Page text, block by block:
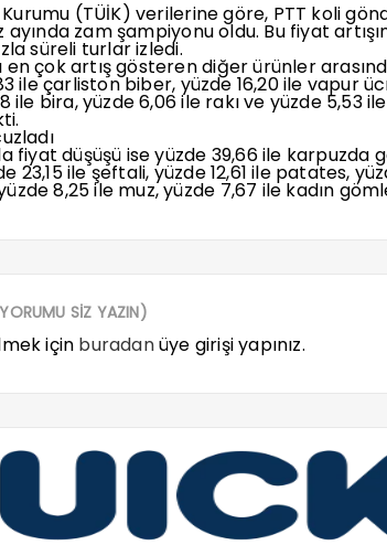
(TÜİK) verilerine göre, PTT koli
zam şampiyonu oldu. Bu fiyat
süreli turlar izledi.
en çok artış gösteren diğer ürünler
ile çarliston biber, yüzde 16,20 ile vapur
ile bira, yüzde 6,06 ile rakı ve yüzde 5,53
fiyat düşüşü ise yüzde 39,66 ile karpuzda
23,15 ile şeftali, yüzde 12,61 ile patates,
8,25 ile muz, yüzde 7,67 ile kadın
SİZ YAZIN)
için buradanüye girişi yapınız.